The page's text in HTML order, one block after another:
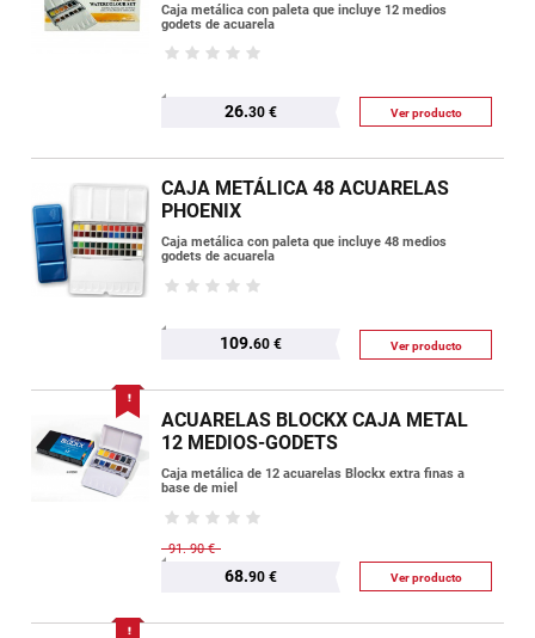
Caja metálica con paleta que incluye 12 medios
godets de acuarela
26.30 € Ver producto
CAJA METÁLICA 48 ACUARELAS
PHOENIX
Caja metálica con paleta que incluye 48 medios
godets de acuarela
109.60 € Ver producto
ACUARELAS BLOCKX CAJA METAL
12 MEDIOS-GODETS
Caja metálica de 12 acuarelas Blockx extra finas a
base de miel
91.90 €
68.90 € Ver producto